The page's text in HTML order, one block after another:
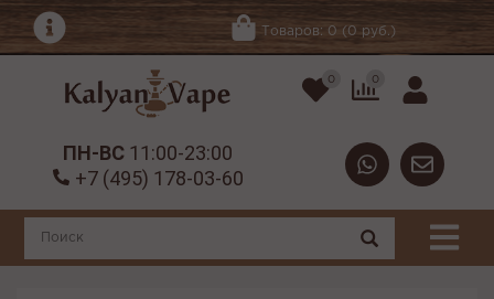
Товаров: 0 (0 руб.)
0 0
ПН-ВС 11:00-23:00
+7 (495) 178-03-60